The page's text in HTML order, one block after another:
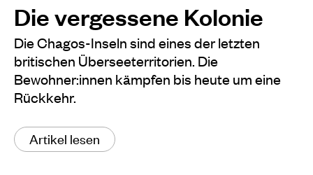
Die vergessene Kolonie
Die Chagos-Inseln sind eines der letzten
britischen Überseeterritorien. Die
Bewohner:innen kämpfen bis heute um eine
Rückkehr.
Artikel lesen